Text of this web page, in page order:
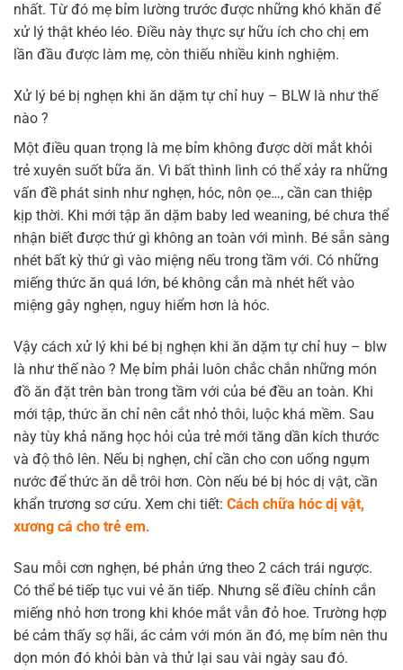
nhất. Từ đó mẹ bỉm lường trước được những khó khăn để
xử lý thật khéo léo. Điều này thực sự hữu ích cho chị em
lần đầu được làm mẹ, còn thiếu nhiều kinh nghiệm.
Xử lý bé bị nghẹn khi ăn dặm tự chỉ huy – BLW là như thế
nào ?
Một điều quan trọng là mẹ bỉm không được dời mắt khỏi
trẻ xuyên suốt bữa ăn. Vì bất thình lình có thể xảy ra những
vấn đề phát sinh như nghẹn, hóc, nôn ọe…, cần can thiệp
kịp thời. Khi mới tập ăn dặm baby led weaning, bé chưa thể
nhận biết được thứ gì không an toàn với mình. Bé sẵn sàng
nhét bất kỳ thứ gì vào miệng nếu trong tầm với. Có những
miếng thức ăn quá lớn, bé không cắn mà nhét hết vào
miệng gây nghẹn, nguy hiểm hơn là hóc.
Vậy cách xử lý khi bé bị nghẹn khi ăn dặm tự chỉ huy – blw
là như thế nào ? Mẹ bỉm phải luôn chắc chắn những món
đồ ăn đặt trên bàn trong tầm với của bé đều an toàn. Khi
mới tập, thức ăn chỉ nên cắt nhỏ thôi, luộc khá mềm. Sau
này tùy khả năng học hỏi của trẻ mới tăng dần kích thước
và độ thô lên. Nếu bị nghẹn, chỉ cần cho con uống ngụm
nước để thức ăn dễ trôi hơn. Còn nếu bé bị hóc dị vật, cần
khẩn trương sơ cứu. Xem chi tiết: Cách chữa hóc dị vật,
xương cá cho trẻ em.
Sau mỗi cơn nghẹn, bé phản ứng theo 2 cách trái ngược.
Có thể bé tiếp tục vui vẻ ăn tiếp. Nhưng sẽ điều chỉnh cắn
miếng nhỏ hơn trong khi khóe mắt vẫn đỏ hoe. Trường hợp
bé cảm thấy sợ hãi, ác cảm với món ăn đó, mẹ bỉm nên thu
dọn món đó khỏi bàn và thử lại sau vài ngày sau đó.